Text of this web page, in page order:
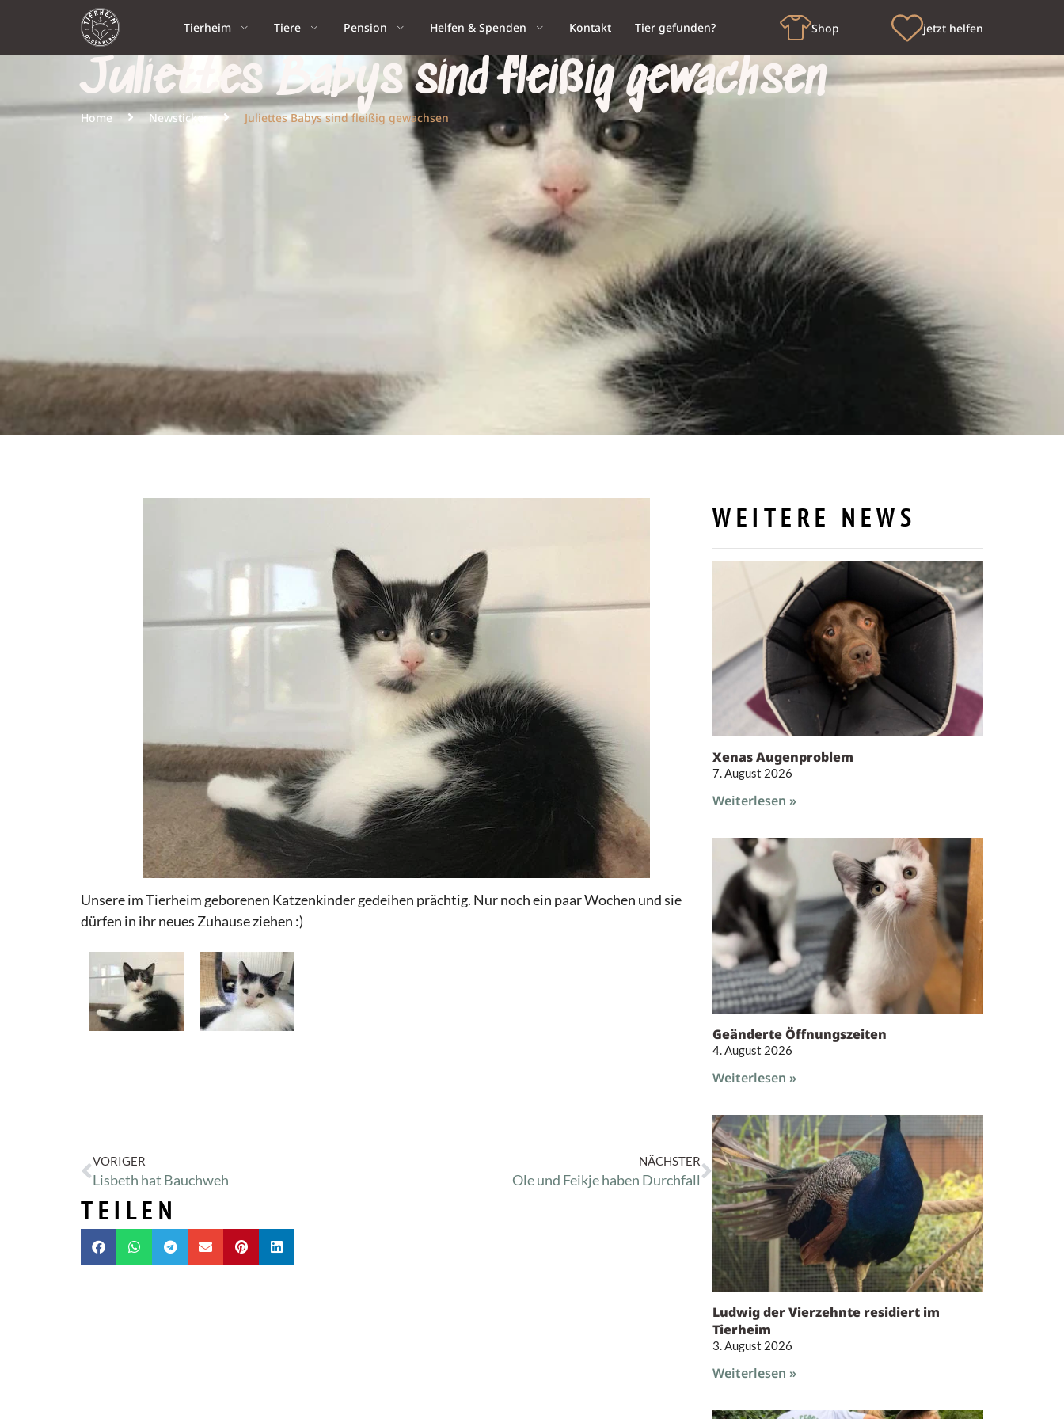
Tierheim Tiere Pension Helfen & Spenden Kontakt Tier gefunden? Shop jetzt helfen
Juliettes Babys sind fleißig gewachsen
Home Newsticker Juliettes Babys sind fleißig gewachsen
Unsere im Tierheim geborenen Katzenkinder gedeihen prächtig. Nur noch ein paar Wochen und sie
dürfen in ihr neues Zuhause ziehen :)
VORIGER
Lisbeth hat Bauchweh
NÄCHSTER
Ole und Feikje haben Durchfall
TEILEN
WEITERE NEWS
Xenas Augenproblem
7. August 2026
Weiterlesen »
Geänderte Öffnungszeiten
4. August 2026
Weiterlesen »
Ludwig der Vierzehnte residiert im
Tierheim
3. August 2026
Weiterlesen »